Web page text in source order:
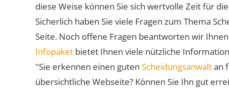
diese Weise können Sie sich wertvolle Zeit für
Sicherlich haben Sie viele Fragen zum Thema
Seite. Noch offene Fragen beantworten wir
Infopaket bietet Ihnen viele nützliche
"Sie erkennen einen guten Scheidungsanwaltan
übersichtliche Webseite? Können Sie Ihn gut